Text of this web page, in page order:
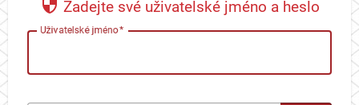
Zadejte své uživatelské jméno a heslo
Uživatelské jméno